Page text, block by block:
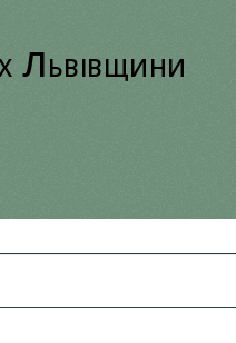
Львівщини